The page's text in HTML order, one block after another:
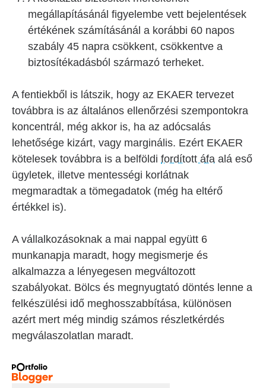
megállapításánál figyelembe vett bejelentések
értékének számításánál a korábbi 60 napos
szabály 45 napra csökkent, csökkentve a
biztosítékadásból származó terheket.
A fentiekből is látszik, hogy az EKAER tervezet
továbbra is az általános ellenőrzési szempontokra
koncentrál, még akkor is, ha az adócsalás
lehetősége kizárt, vagy marginális. Ezért EKAER
kötelesek továbbra is a belföldi fordított áfa alá eső
ügyletek, illetve mentességi korlátnak
megmaradtak a tömegadatok (még ha eltérő
értékkel is).
A vállalkozásoknak a mai nappal együtt 6
munkanapja maradt, hogy megismerje és
alkalmazza a lényegesen megváltozott
szabályokat. Bölcs és megnyugtató döntés lenne a
felkészülési idő meghosszabbítása, különösen
azért mert még mindig számos részletkérdés
megválaszolatlan maradt.